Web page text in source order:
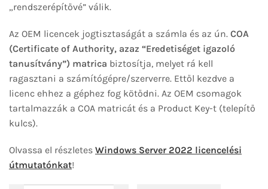
„rendszerépítővé” válik.
Az OEM licencek jogtisztaságát a számla és az ún. COA
(Certificate of Authority, azaz “Eredetiséget igazoló
tanusítvány”) matrica biztosítja, melyet rá kell
ragasztani a számítógépre/szerverre. Ettől kezdve a
licenc ehhez a géphez fog kötődni. Az OEM csomagok
tartalmazzák a COA matricát és a Product Key-t (telepítő
kulcs).
Olvassa el részletes Windows Server 2022 licencelési
útmutatónkat!